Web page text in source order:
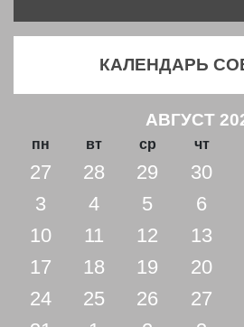
КАЛЕНДАРЬ
АВГУСТ
пн вт ср чт
27 28 29 30
3
4 5 6
10
11 12 13
17
18 19 20
24
25 26 27